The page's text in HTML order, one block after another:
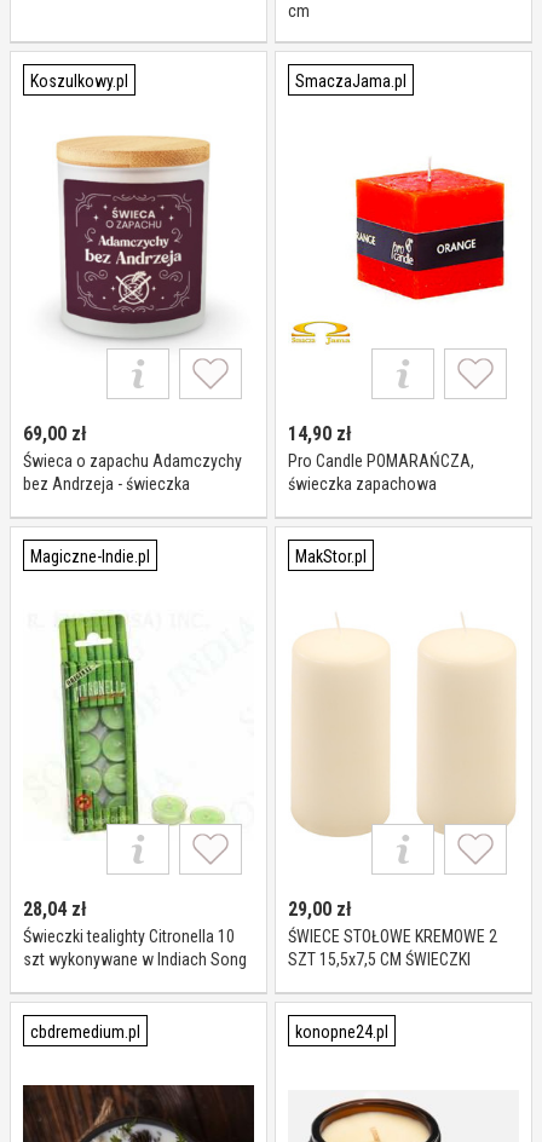
cm
Koszulkowy.pl
69,00 zł
Świeca o zapachu Adamczychy
bez Andrzeja - świeczka
serialu 1670
SmaczaJama.pl
14,90 zł
Pro Candle POMARAŃCZA,
świeczka zapachowa
Magiczne-Indie.pl
28,04zł
Świeczki tealighty Citronella 10
szt wykonywane w Indiach Song
MakStor.pl
29,00 zł
ŚWIECE STOŁOWE KREMOWE 2
SZT 15,5x7,5 CM ŚWIECZKI
cbdremedium.pl konopne24.pl